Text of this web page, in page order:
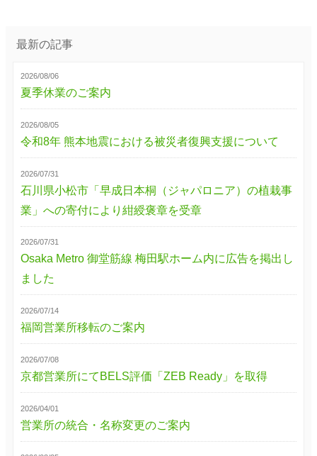
最新の記事
2026/08/06
夏季休業のご案内
2026/08/05
令和8年 熊本地震における被災者復興支援について
2026/07/31
石川県小松市「早成日本桐（ジャパロニア）の植栽事
業」への寄付により紺綬褒章を受章
2026/07/31
Osaka Metro 御堂筋線 梅田駅ホーム内に広告を掲出し
ました
2026/07/14
福岡営業所移転のご案内
2026/07/08
京都営業所にてBELS評価「ZEB Ready」を取得
2026/04/01
営業所の統合・名称変更のご案内